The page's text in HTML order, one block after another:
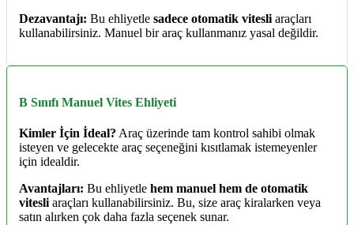
Dezavantajı: Bu ehliyetle sadece otomatik vitesliaraçları
kullanabilirsiniz. Manuel bir araç kullanmanız yasal değildir.
B Sınıfı Manuel Vites Ehliyeti
Kimler İçin İdeal? Araç üzerinde tam kontrol sahibi olmak
isteyen ve gelecekte araç seçeneğini kısıtlamak istemeyenler
için idealdir.
Avantajları: Bu ehliyetle hem manuel hem de otomatik
vitesli araçları kullanabilirsiniz. Bu, size araç kiralarken veya
satın alırken çok daha fazla seçenek sunar.